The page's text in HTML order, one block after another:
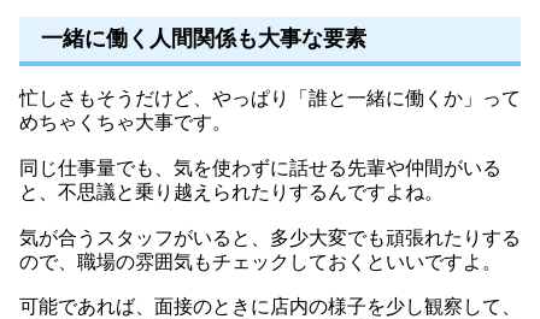
一緒に働く人間関係も大事な要素
忙しさもそうだけど、やっぱり「誰と一緒に働くか」って
めちゃくちゃ大事です。
同じ仕事量でも、気を使わずに話せる先輩や仲間がいる
と、不思議と乗り越えられたりするんですよね。
気が合うスタッフがいると、多少大変でも頑張れたりする
ので、職場の雰囲気もチェックしておくといいですよ。
可能であれば、面接のときに店内の様子を少し観察して、